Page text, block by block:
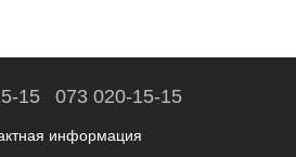
15 073 020-15-15
информация